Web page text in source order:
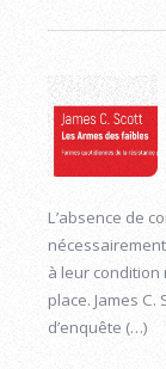
L’absence de
à leur condition
place. James
d’enquête (…)